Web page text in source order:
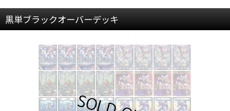
黒単ブラックオーバーデッキ